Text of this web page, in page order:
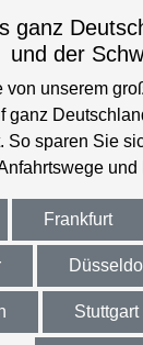
ganz
und der
von unserem
ganz
So sparen Sie
Frankfurt
Stuttgart